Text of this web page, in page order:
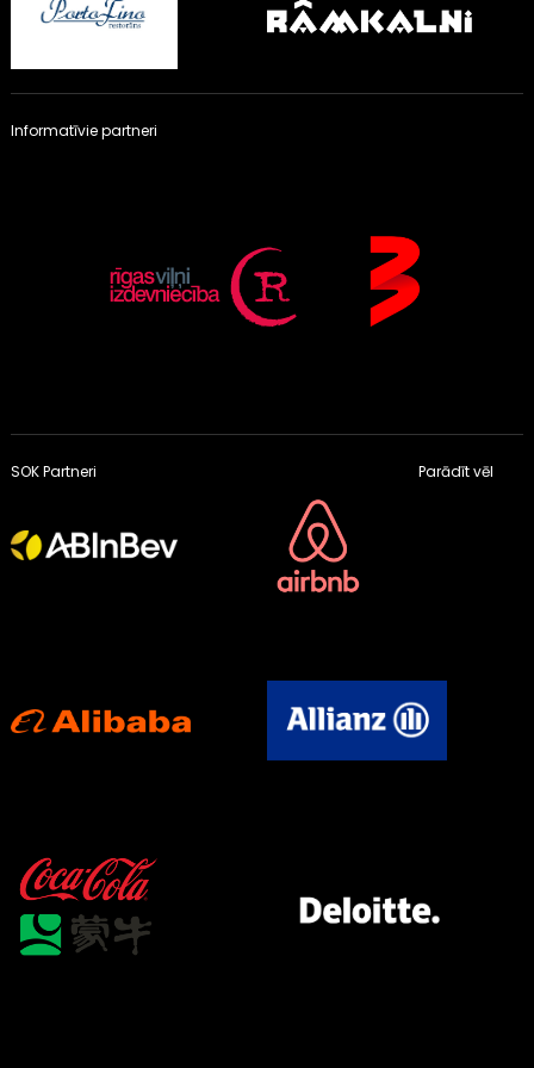
Informatīvie partneri
SOK Partneri Parādīt vēl